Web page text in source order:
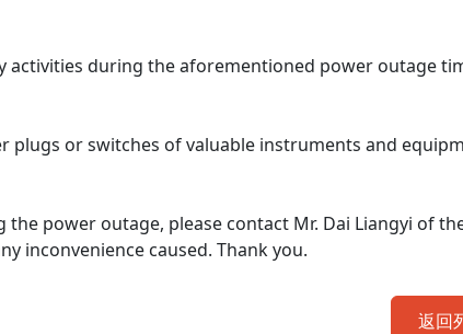
activities during the aforementioned power outage
plugs or switches of valuable instruments and
the power outage, please contact Mr. Dai Liangyi of
inconvenience caused. Thank you.
返回